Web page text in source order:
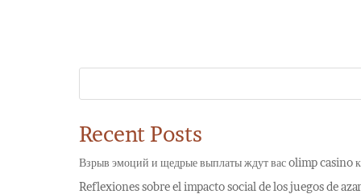
Recent Posts
Взрыв эмоций и щедрые выплаты ждут вас olimp casino
Reflexiones sobre el impacto social de los juegos de